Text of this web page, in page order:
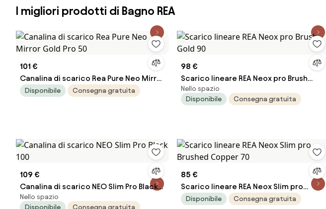
I migliori prodotti di Bagno REA
101 €
Canalina di scarico Rea Pure Neo Mirror
Gold Pro 50
Disponibile Consegna gratuita
98 €
Scarico lineare REA Neox pro Brush
Gold 90
Nello spazio
Disponibile
Consegna gratuita
109 €
Canalina di scarico NEO Slim Pro Black
100
Nello spazio
Disponibile
Consegna gratuita
85 €
Scarico lineare REA Neox Slim pro
Brushed Copper 70
Disponibile Consegna gratuita